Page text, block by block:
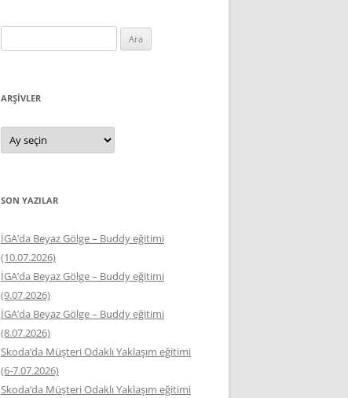
ARŞIVLER
Arşivler
SON YAZILAR
İGA’da Beyaz Gölge – Buddy eğitimi
(10.07.2026)
İGA’da Beyaz Gölge – Buddy eğitimi
(9.07.2026)
İGA’da Beyaz Gölge – Buddy eğitimi
(8.07.2026)
Skoda’da Müşteri Odaklı Yaklaşım eğitimi
(6-7.07.2026)
Skoda’da Müşteri Odaklı Yaklaşım eğitimi